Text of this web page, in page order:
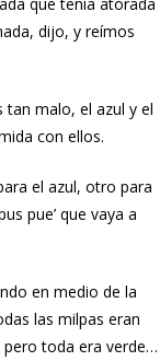
dijo, y reímos
tan malo, el azul y el
con ellos.
el azul, otro para
pue’ que vaya a
en medio de la
las milpas eran
pero toda era verde…